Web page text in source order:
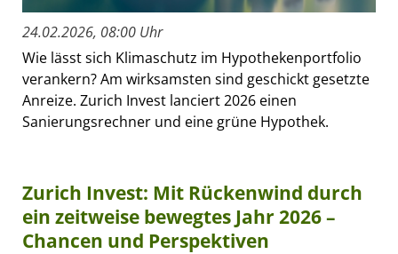
24.02.2026, 08:00 Uhr
Wie lässt sich Klimaschutz im Hypothekenportfolio
verankern? Am wirksamsten sind geschickt gesetzte
Anreize. Zurich Invest lanciert 2026 einen
Sanierungsrechner und eine grüne Hypothek.
Zurich Invest: Mit Rückenwind durch
ein zeitweise bewegtes Jahr 2026 –
Chancen und Perspektiven